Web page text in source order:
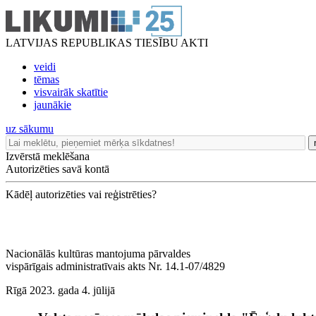
LATVIJAS REPUBLIKAS TIESĪBU AKTI
veidi
tēmas
visvairāk skatītie
jaunākie
uz sākumu
Izvērstā meklēšana
Autorizēties savā kontā
Kādēļ autorizēties vai reģistrēties?
Nacionālās kultūras mantojuma pārvaldes
vispārīgais administratīvais akts Nr. 14.1-07/4829
Rīgā 2023. gada 4. jūlijā